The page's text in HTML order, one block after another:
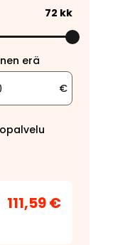
72 kk
erä
€
111,59 €